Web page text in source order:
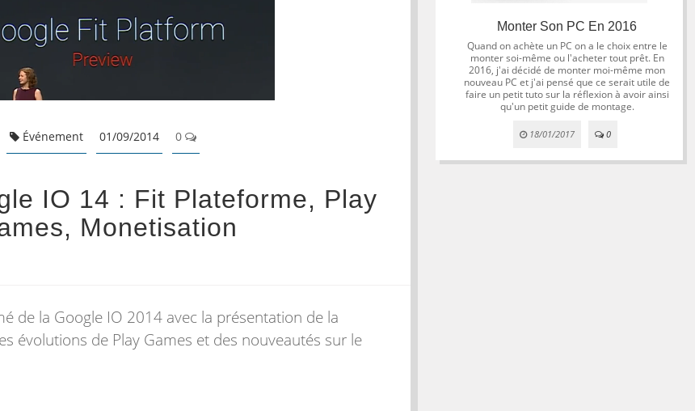
Événement 01/09/2014 0
IO 14 : Fit Plateforme, Play
Monetisation
de la Google IO 2014 avec la présentation de la
évolutions de Play Games et des nouveautés sur le
Monter Son PC En 2016
Quand on achète un PC on a le choix entre le
monter soi-même ou l'acheter tout prêt. En
2016, j'ai décidé de monter moi-même mon
nouveau PC et j'ai pensé que ce serait utile de
faire un petit tuto sur la réflexion à avoir ainsi
qu'un petit guide de montage.
18/01/2017 0